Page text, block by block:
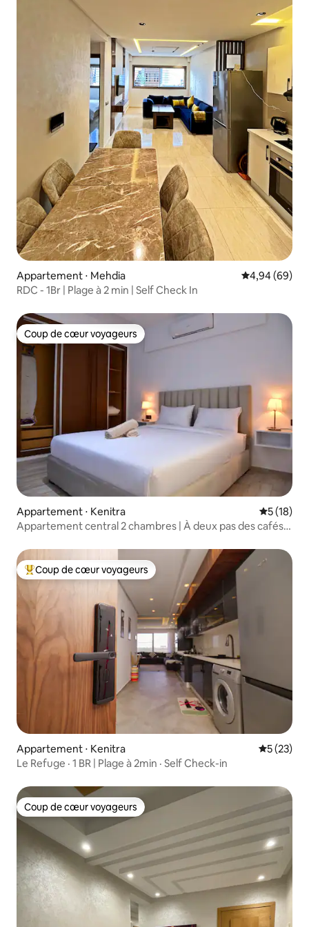
Appartement ⋅ Mehdia Évaluation
4,94 (69)
RDC - 1Br | Plage à 2 min | Self Check In
Coup de cœur voyageurs
Coup de cœur voyageurs
Appartement ⋅ Kenitra
5 (18)
Appartement central 2 chambres | À deux pas des cafés
Coups de cœur voyageurs les plus appréciés
Coup de cœur voyageurs
Appartement ⋅ Kenitra
5 (23)
Le Refuge · 1 BR | Plage à 2min · Self Check-in
Coup de cœur voyageurs
Coup de cœur voyageurs